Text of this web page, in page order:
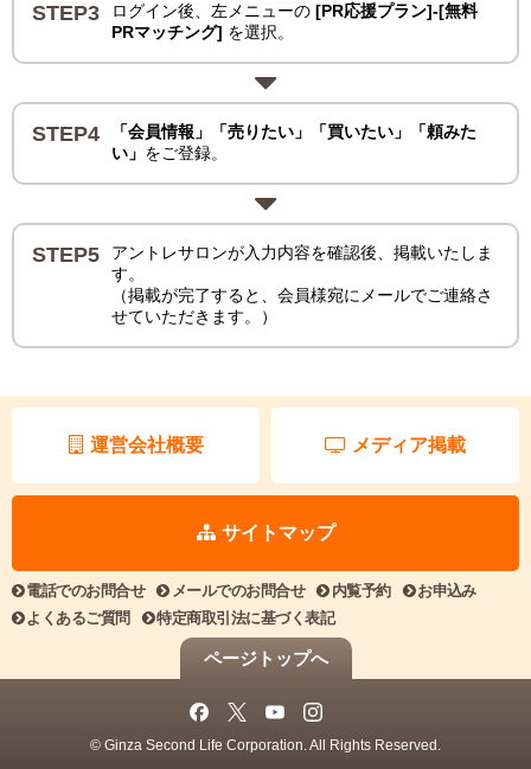
STEP3 ログイン後、左メニューの [PR応援プラン]-[無料
PRマッチング] を選択。
STEP4
「会員情報」「売りたい」「買いたい」「頼みた
い」 をご登録。
STEP5
アントレサロンが入力内容を確認後、掲載いたしま
す。
（掲載が完了すると、会員様宛にメールでご連絡さ
せていただきます。）
運営会社概要 メディア掲載
サイトマップ
電話でのお問合せ メールでのお問合せ 内覧予約
お申込み
よくあるご質問
特定商取引法に基づく表記
ページトップへ
© Ginza Second Life Corporation. All Rights Reserved.